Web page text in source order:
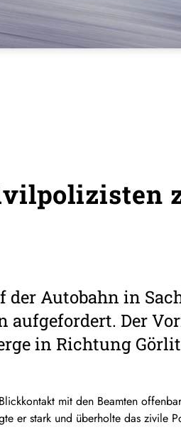
Autobahn in
aufgefordert. Der
in Richtung
mit den Beamten
er stark und überholte das zivile